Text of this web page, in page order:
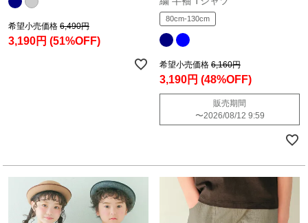
希望小売価格 6,490円
3,190円 (51%OFF)
80cm-130cm
希望小売価格 6,160円
3,190円 (48%OFF)
販売期間
〜2026/08/12 9:59